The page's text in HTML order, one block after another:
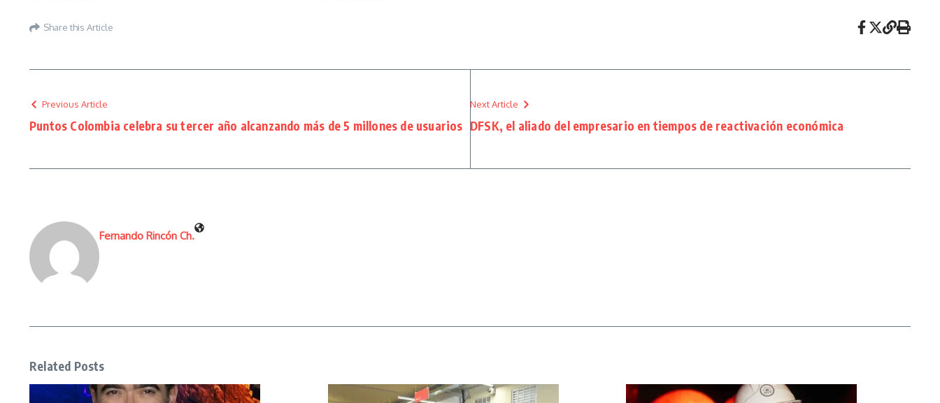
Share this Article
Previous Article
Puntos Colombia celebra su tercer año alcanzando más de 5 millones de usuarios
Next Article
DFSK, el aliado del empresario en tiempos de reactivación económica
Fernando Rincón Ch.
Related Posts